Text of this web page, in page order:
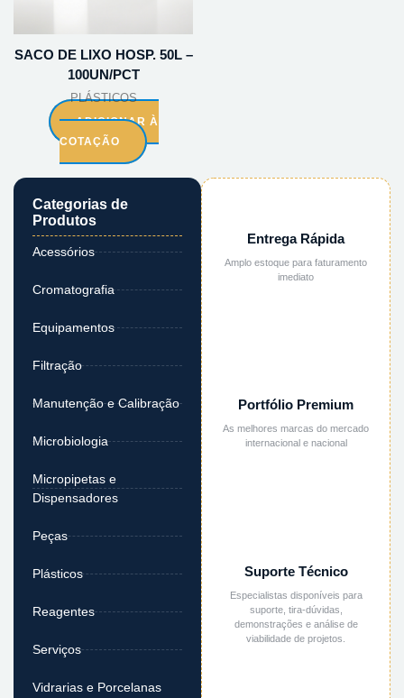
Categorias de
Produtos
Acessórios
Cromatografia
Equipamentos
Filtração
Manutenção e Calibração
Microbiologia
Micropipetas e
Dispensadores
Peças
Plásticos
Reagentes
Serviços
Vidrarias e Porcelanas
Entrega Rápida
Amplo estoque para faturamento
imediato
Portfólio Premium
As melhores marcas do mercado
internacional e nacional
Suporte Técnico
Especialistas disponíveis para
suporte, tira-dúvidas,
demonstrações e análise de
viabilidade de projetos.
SACO DE LIXO HOSP. 50L –
100UN/PCT
PLÁSTICOS
ADICIONAR À
COTAÇÃO